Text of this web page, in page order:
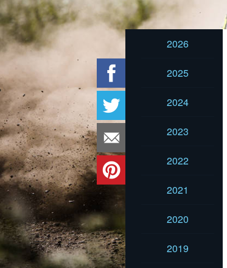
2026
2025
2024
2023
2022
2021
2020
2019